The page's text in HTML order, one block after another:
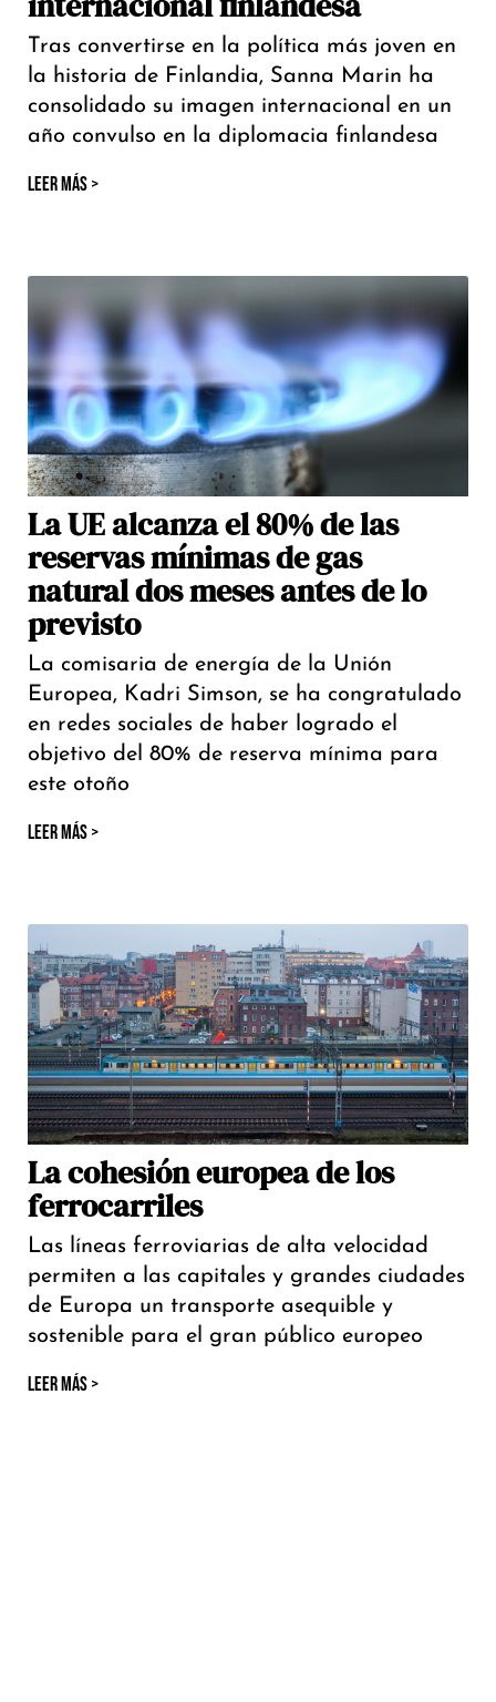
Tras convertirse en la política más joven en
la historia de Finlandia, Sanna Marin ha
consolidado su imagen internacional en un
año convulso en la diplomacia finlandesa
LEER MÁS >
La UE alcanza el 80% de las
reservas mínimas de gas
natural dos meses antes de lo
previsto
La comisaria de energía de la Unión
Europea, Kadri Simson, se ha congratulado
en redes sociales de haber logrado el
objetivo del 80% de reserva mínima para
este otoño
LEER MÁS >
La cohesión europea de los
ferrocarriles
Las líneas ferroviarias de alta velocidad
permiten a las capitales y grandes ciudades
de Europa un transporte asequible y
sostenible para el gran público europeo
LEER MÁS >